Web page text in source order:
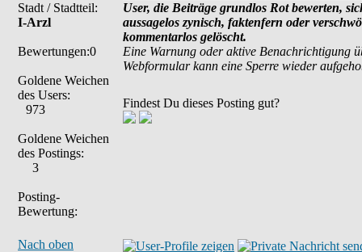
Stadt / Stadtteil:
I-Arzl
Bewertungen:0
Goldene Weichen
des Users:
973
Goldene Weichen
des Postings:
3
Posting-
Bewertung:
User, die Beiträge grundlos Rot bewerten,
aussagelos zynisch, faktenfern oder
kommentarlos gelöscht.
Eine Warnung oder aktive Benachrichtigung
Webformular kann eine Sperre wieder
Findest Du dieses Posting gut?
Nach oben